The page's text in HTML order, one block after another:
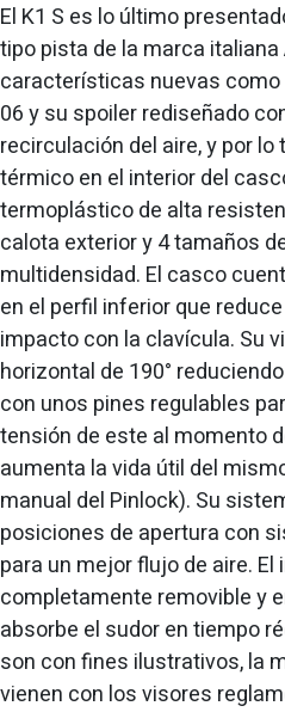
El K1 S es lo último
tipo pista de la marca italiana
características nuevas como
06 y su spoiler rediseñado
recirculación del aire, y por
térmico en el interior del
termoplástico de alta
calota exterior y 4 tamaños
multidensidad. El casco
en el perfil inferior que
impacto con la clavícula. Su
horizontal de 190°
con unos pines regulables
tensión de este al momento
aumenta la vida útil del
manual del Pinlock). Su
posiciones de apertura con
para un mejor flujo de aire.
completamente removible y
absorbe el sudor en tiempo
son con fines ilustrativos, la
vienen con los visores